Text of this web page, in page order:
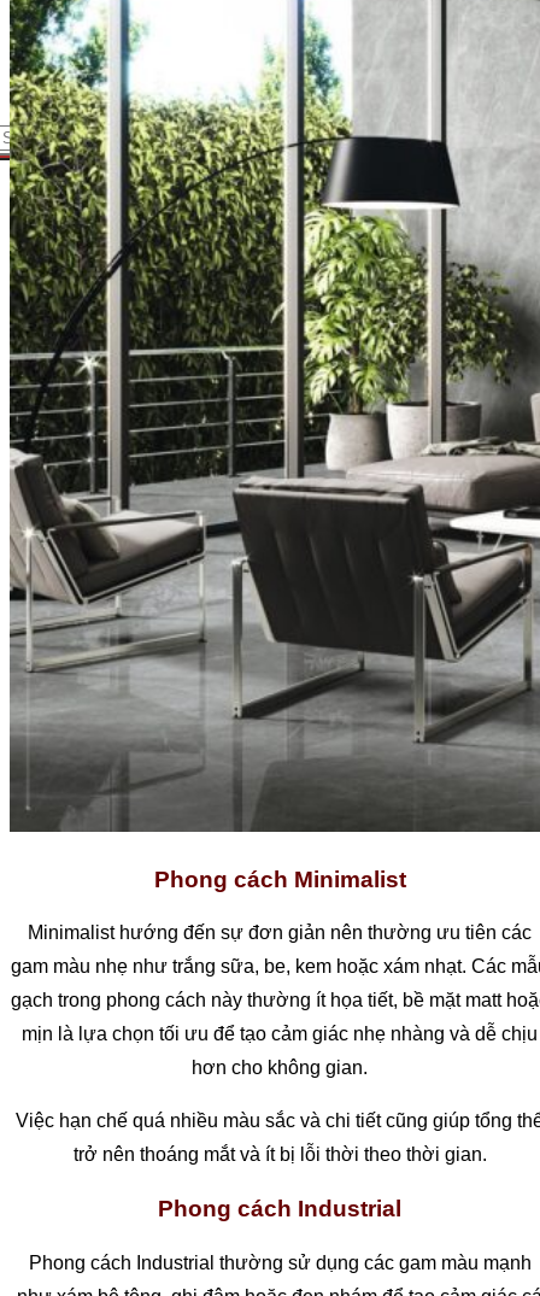
for:
Phong cách Minimalist
Minimalist hướng đến sự đơn giản nên thường ưu tiên các
gam màu nhẹ như trắng sữa, be, kem hoặc xám nhạt. Các
gạch trong phong cách này thường ít họa tiết, bề mặt matt
mịn là lựa chọn tối ưu để tạo cảm giác nhẹ nhàng và dễ chịu
hơn cho không gian.
Việc hạn chế quá nhiều màu sắc và chi tiết cũng giúp tổng
trở nên thoáng mắt và ít bị lỗi thời theo thời gian.
Phong cách Industrial
Phong cách Industrial thường sử dụng các gam màu mạnh